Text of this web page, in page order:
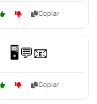
Copiar
🖥️💬📧
Copiar